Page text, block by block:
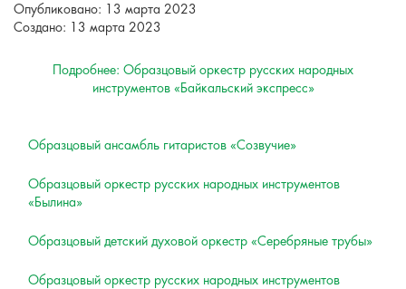
Опубликовано: 13 марта 2023
Создано: 13 марта 2023
Подробнее: Образцовый оркестр русских народных
инструментов «Байкальский экспресс»
Образцовый ансамбль гитаристов «Созвучие»
Образцовый оркестр русских народных инструментов
«Былина»
Образцовый детский духовой оркестр «Серебряные трубы»
Образцовый оркестр русских народных инструментов